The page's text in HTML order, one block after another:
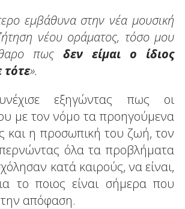
εμβάθυνα στην νέα μουσική
νέου οράματος, τόσο μου
πως δεν είμαι ο ίδιος
».
εξηγώντας πως οι
με τον νόμο τα προηγούμενα
και η προσωπική του ζωή, τον
όλα τα προβλήματα
κατά καιρούς, να είναι,
το ποιος είναι σήμερα που
απόφαση.